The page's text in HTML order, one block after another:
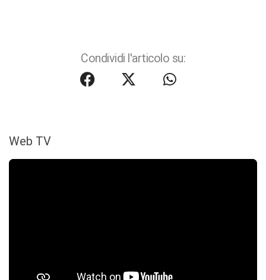
Condividi l'articolo su:
Web TV